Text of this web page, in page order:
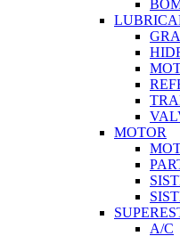
MOTOR
A/C